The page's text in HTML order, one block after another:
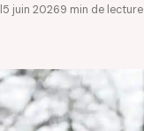
5 juin 20269 min de lecture